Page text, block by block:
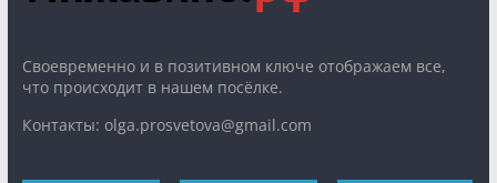
Cвоевременно и в позитивном ключе отображаем все,
что происходит в нашем посёлке.
Контакты: olga.prosvetova@gmail.com